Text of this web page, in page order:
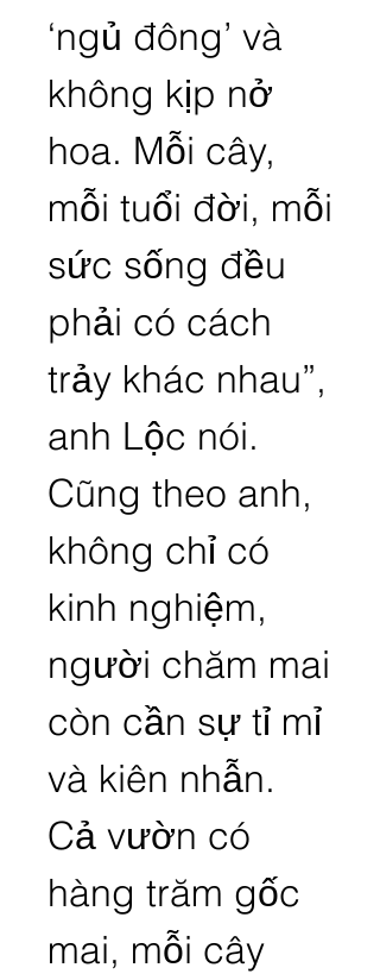
‘ngủ đông’ và
không kịp nở
hoa. Mỗi cây,
mỗi tuổi đời, mỗi
sức sống đều
phải có cách
trảy khác nhau”,
anh Lộc nói.
Cũng theo anh,
không chỉ có
kinh nghiệm,
người chăm mai
còn cần sự tỉ mỉ
và kiên nhẫn.
Cả vườn có
hàng trăm gốc
mai, mỗi cây